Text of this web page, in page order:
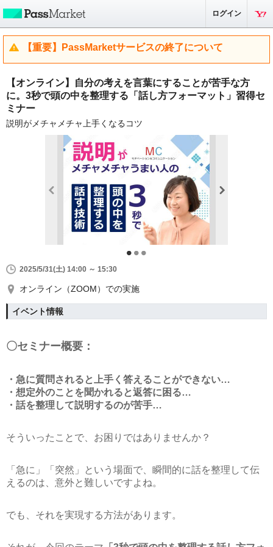
ログイン
【重要】PassMarketサービスの終了について
【オンライン】自分の考えを言葉にすることが苦手な方
に。3秒で頭の中を整理する「話し方フォーマット」習得セ
ミナー
説明がメチャメチャ上手くなるコツ
2025/5/31(土) 14:00 ～ 15:30
オンライン（ZOOM）での実施
イベント情報
〇セミナー概要：
・急に質問されると上手く答えることができない…
・想定外のことを聞かれると返答に困る…
・話を整理して説明するのが苦手…
そういったことで、お困りではありませんか？
「急に」「突然」という場面で、瞬間的に話を整理して伝
えるのは、意外と難しいですよね。
でも、それを実現する方法があります。